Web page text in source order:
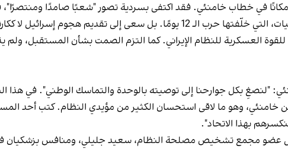
في خطاب خامنئي. فقد اكتفى بسردية تصور "شعبًا صامدًا ومنتصرًا"،
ولم يشر المرشد الإيراني في كلماته إلى الخسائر والتضحيات، التي خلّفتها حرب الـ 12
العسكرية للنظام الإيراني. كما التزم الصمت بشأن المستقبل، ولم
"لنصغِ بكل جوارحنا إلى توصيته بالوحدة والتماسك الوطني". في
خامنئي، وهو ما لاقى استحسان الكثير من مؤيدي النظام. كتب أحد
بهذا الاتحاد".
عضو مجمع تشخيص مصلحة النظام، سعيد جليلي، ومنافس بزشكيان في